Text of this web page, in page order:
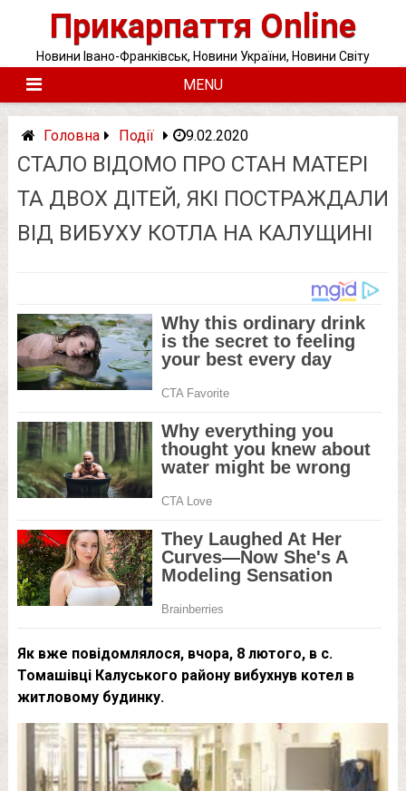
Прикарпаття Online
Новини Івано-Франківськ, Новини України, Новини Світу
MENU
Головна Події 9.02.2020
СТАЛО ВІДОМО ПРО СТАН МАТЕРІ
ТА ДВОХ ДІТЕЙ, ЯКІ ПОСТРАЖДАЛИ
ВІД ВИБУХУ КОТЛА НА КАЛУЩИНІ
Як вже повідомлялося, вчора, 8 лютого, в с.
Томашівці Калуського району вибухнув котел в
житловому будинку.